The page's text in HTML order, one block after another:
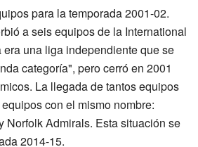
para la temporada 2001-02.
a seis equipos de la International
una liga independiente que se
categoría", pero cerró en 2001
La llegada de tantos equipos
con el mismo nombre:
Norfolk Admirals. Esta situación se
2014-15.